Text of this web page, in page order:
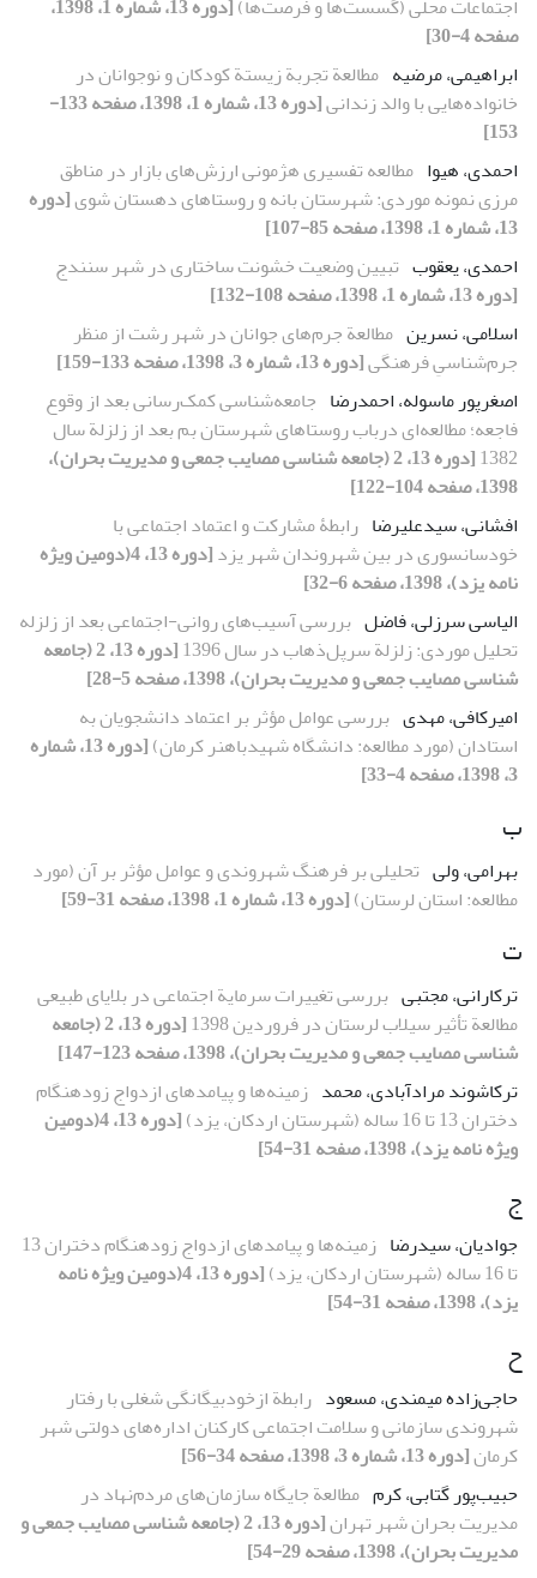
صفحه 4-30]
ابراهیمی، مرضیه مطالعة تجربة زیستة کودکان و نوجوانان در
خانواده‌هایی با والد زندانی
[دوره 13، شماره 1، 1398، صفحه 133-
153]
احمدی، هیوا مطالعه تفسیری هژمونی ارزش‌های بازار در مناطق
مرزی نمونه موردی: شهرستان بانه و روستاهای دهستان شوی[دوره
13، شماره 1، 1398، صفحه 85-107]
احمدی، یعقوب تبیین وضعیت خشونت ‌ساختاری در شهر‌ سنندج
[دوره 13، شماره 1، 1398، صفحه 108-132]
اسلامی، نسرین مطالعة جرم‌های جوانان در شهر رشت از منظر
جرم‌‌شناسیِ فرهنگی[دوره 13، شماره 3، 1398، صفحه 133-159]
اصغرپور ماسوله، احمدرضا جامعه‌شناسی کمک‌رسانی بعد از وقوع
فاجعه؛ مطالعه‌ای درباب روستاهای شهرستان بم بعد از زلزلة سال
1382
[دوره 13، 2 (جامعه شناسی مصایب جمعی و مدیریت بحران)،
1398، صفحه 104-122]
افشانی، سیدعلیرضا رابطۀ مشارکت و اعتماد اجتماعی با
خودسانسوری در بین شهروندان شهر یزد
[دوره 13، 4(دومین ویژه
نامه یزد)، 1398، صفحه 6-32]
الیاسی سرزلی، فاضل بررسی آسیب‌‌‌های روانی-اجتماعی بعد از زلزله
تحلیل موردی: زلزلة سرپل‌ذهاب در سال 1396
[دوره 13، 2 (جامعه
شناسی مصایب جمعی و مدیریت بحران)، 1398، صفحه 5-28]
امیرکافی، مهدی بررسی عوامل مؤثر بر اعتماد دانشجویان به
استادان (مورد مطالعه: دانشگاه شهیدباهنر کرمان)
[دوره 13، شماره
3، 1398، صفحه 4-33]
ب
بهرامی، ولی تحلیلی بر فرهنگ شهروندی و عوامل مؤثر بر آن (مورد
مطالعه: استان لرستان)[دوره 13، شماره 1، 1398، صفحه 31-59]
ت
ترکارانی، مجتبی بررسی تغییرات سرمایة اجتماعی در بلایای طبیعی
مطالعة تأثیر سیلاب لرستان در فروردین 1398
[دوره 13، 2 (جامعه
شناسی مصایب جمعی و مدیریت بحران)، 1398، صفحه 123-147]
ترکاشوند مرادآبادی، محمد زمینه‌ها و پیامدهای ازدواج زودهنگام
دختران 13 تا 16 ساله (شهرستان اردکان، یزد)
[دوره 13، 4(دومین
ویژه نامه یزد)، 1398، صفحه 31-54]
ج
جوادیان، سیدرضا
زمینه‌ها و پیامدهای ازدواج زودهنگام دختران 13
تا 16 ساله (شهرستان اردکان، یزد)
[دوره 13، 4(دومین ویژه نامه
یزد)، 1398، صفحه 31-54]
ح
حاجی‌زاده میمندی، مسعود رابطة ازخودبیگانگی شغلی با رفتار
شهروندی سازمانی و سلامت اجتماعی کارکنان اداره‌های دولتی شهر
کرمان[دوره 13، شماره 3، 1398، صفحه 34-56]
حبیب‌پور گتابی، کرم مطالعة جایگاه سازمان‌های مردم‌نهاد در
مدیریت بحران شهر تهران
[دوره 13، 2 (جامعه شناسی مصایب جمعی و
مدیریت بحران)، 1398، صفحه 29-54]